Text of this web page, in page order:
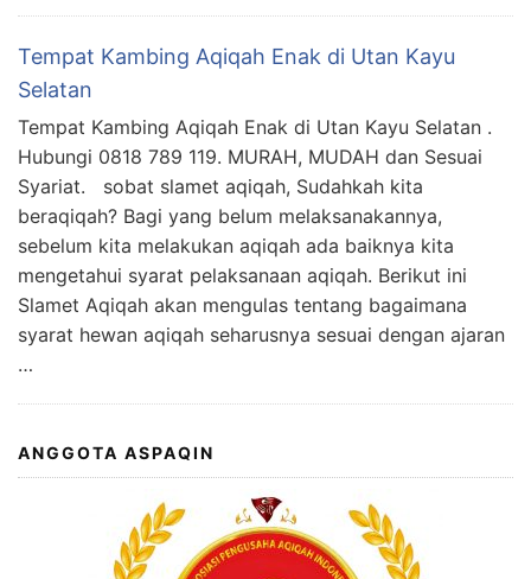
Tempat Kambing Aqiqah Enak di Utan Kayu
Selatan
Tempat Kambing Aqiqah Enak di Utan Kayu Selatan .
Hubungi 0818 789 119. MURAH, MUDAH dan Sesuai
Syariat. sobat slamet aqiqah, Sudahkah kita
beraqiqah? Bagi yang belum melaksanakannya,
sebelum kita melakukan aqiqah ada baiknya kita
mengetahui syarat pelaksanaan aqiqah. Berikut ini
Slamet Aqiqah akan mengulas tentang bagaimana
syarat hewan aqiqah seharusnya sesuai dengan ajaran
…
ANGGOTA ASPAQIN